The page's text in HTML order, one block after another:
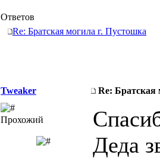
Ответов
Re: Братская могила г. Пустошка
Tweaker Re: Братская
Прохожий
Деда